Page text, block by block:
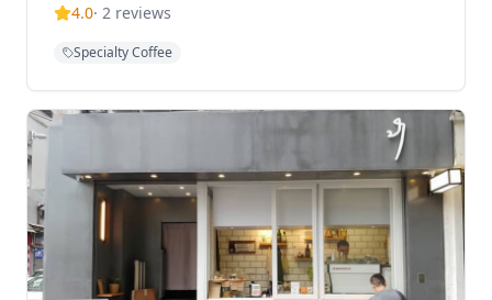
藝術與日常咖啡文化的理念經營，為創意工作和休閒用餐
意聚集地，提供場地租用服務並接受團體預約。工作室的
縮咖啡、拿鐵還是手沖咖啡，都能滿足咖啡愛好者的需
求。工作室還定期舉辦設計工作坊和藝術展覽，為創意工
作者提供交流和學習的平台。無論是想要尋找靈感的設計
師，還是享受優質咖啡的愛好者，都能在這裡找到屬於自
己的空間。骨子裡不僅是一個工作室，更是旺角社區中一
個獨特的文化據點，為創意和咖啡文化提供了一個完美的
結合。
4.0· 2 reviews
Specialty Coffee